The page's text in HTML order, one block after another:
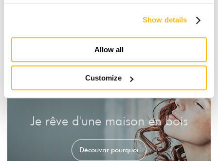
Show details
Allow all
Customize
Je rêve d'une maison en bois
Découvrir pourquoi